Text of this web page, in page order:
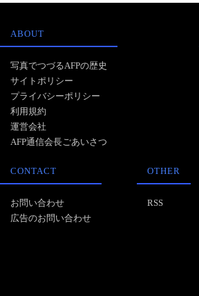
ABOUT
写真でつづるAFPの歴史
サイトポリシー
プライバシーポリシー
利用規約
運営会社
AFP通信会長ごあいさつ
CONTACT
お問い合わせ
広告のお問い合わせ
OTHER
RSS